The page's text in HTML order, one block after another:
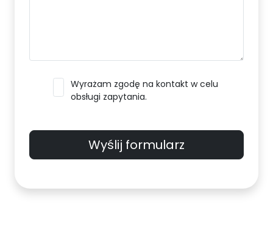
Wyrażam zgodę na kontakt w celu
obsługi zapytania.
Wyślij formularz